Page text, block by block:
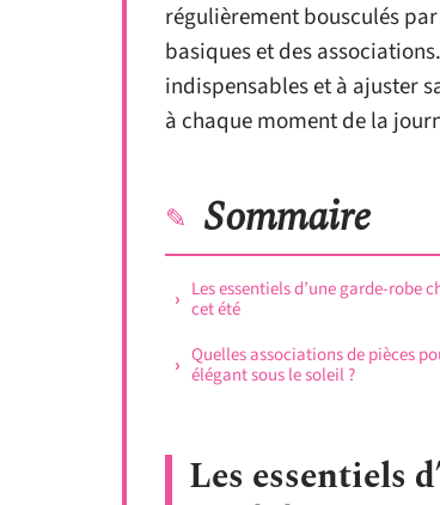
régulièrement bousculés
basiques et des
indispensables et à ajuster
à chaque moment de la
Sommaire
Les essentiels d’une garde-robe
cet été
Quelles associations de pièces
élégant sous le soleil ?
Les essentiels